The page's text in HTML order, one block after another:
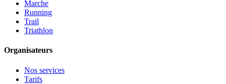
Marche
Running
Trail
Triathlon
Organisateurs
Nos services
Tarifs